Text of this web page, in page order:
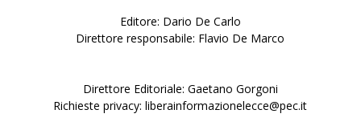
Editore: Dario De Carlo
Direttore responsabile: Flavio De Marco
Direttore Editoriale: Gaetano Gorgoni
Richieste privacy: liberainformazionelecce@pec.it